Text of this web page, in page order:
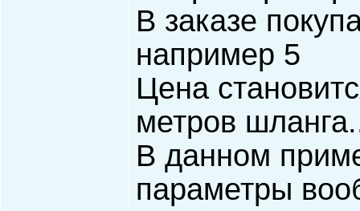
В заказе
например 5
Цена
метров
В данном
параметры